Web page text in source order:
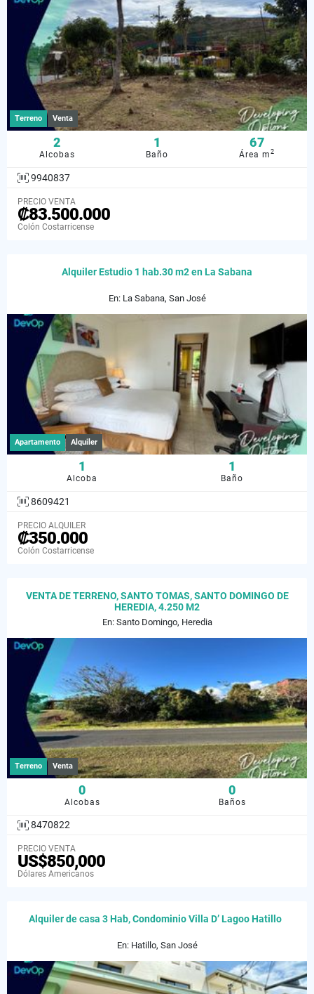
Terreno Venta
2
Alcobas
1
Baño
67
Área m2
9940837
PRECIO VENTA
₡83.500.000
Colón Costarricense
Alquiler Estudio 1 hab.30 m2 en La Sabana
En: La Sabana, San José
Apartamento Alquiler
1
Alcoba
1
Baño
8609421
PRECIO ALQUILER
₡350.000
Colón Costarricense
VENTA DE TERRENO, SANTO TOMAS, SANTO DOMINGO DE
HEREDIA, 4.250 M2
En: Santo Domingo, Heredia
Terreno Venta
0
Alcobas
0
Baños
8470822
PRECIO VENTA
US$850,000
Dólares Americanos
Alquiler de casa 3 Hab, Condominio Villa D’ Lagoo Hatillo
En: Hatillo, San José